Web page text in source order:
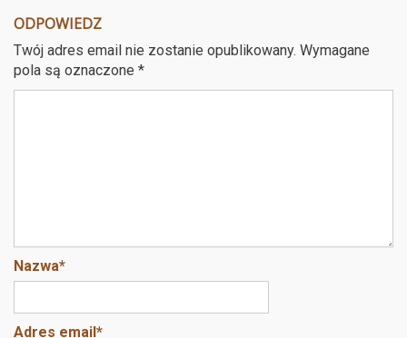
b
o
er es
ODPOWIEDZ
Twój adres email nie zostanie opublikowany. Wymagane
pola są oznaczone *
Nazwa*
Adres email*